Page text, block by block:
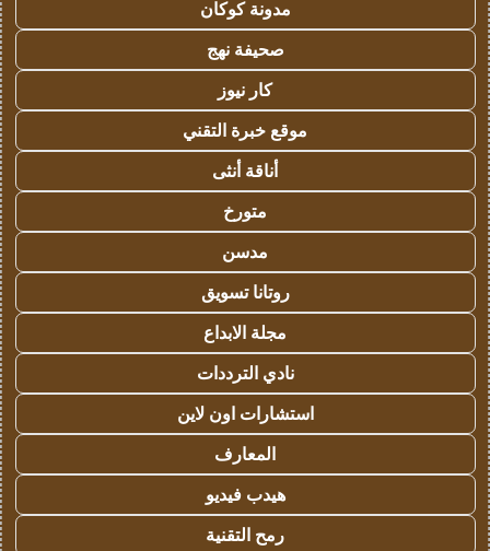
مدونة كوكان
صحيفة نهج
كار نيوز
موقع خبرة التقني
أناقة أنثى
متورخ
مدسن
روتانا تسويق
مجلة الابداع
نادي الترددات
استشارات اون لاين
المعارف
هيدب فيديو
رمح التقنية